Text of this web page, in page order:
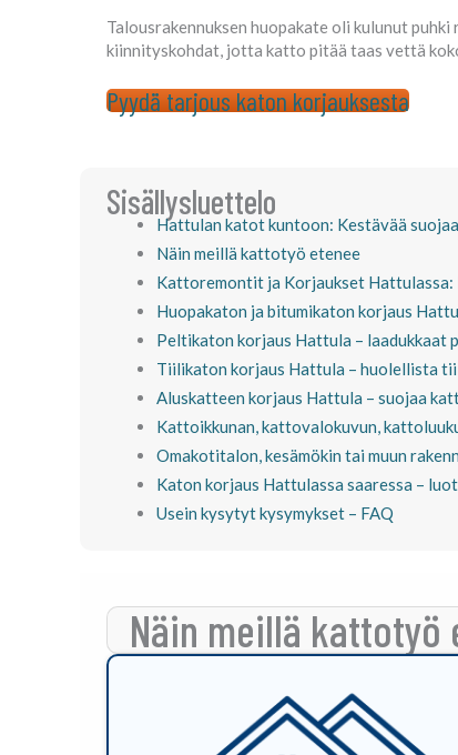
Talousrakennuksen huopakate oli kulunut
kiinnityskohdat, jotta katto pitää taas vettä
Pyydä tarjous katon korjauksesta
Sisällysluettelo
Hattulan katot kuntoon: Kestävää
Näin meillä kattotyö etenee
Kattoremontit ja Korjaukset
Huopakaton ja bitumikaton korjaus
Peltikaton korjaus Hattula –
Tiilikaton korjaus Hattula – huolellista
Aluskatteen korjaus Hattula – suojaa
Kattoikkunan, kattovalokuvun,
Omakotitalon, kesämökin tai muun
Katon korjaus Hattulassa saaressa –
Usein kysytyt kysymykset – FAQ
Näin meillä kattotyö